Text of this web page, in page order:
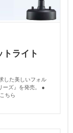
トライト
した美しいフォル
ーズ』を発売。 ●
ちら